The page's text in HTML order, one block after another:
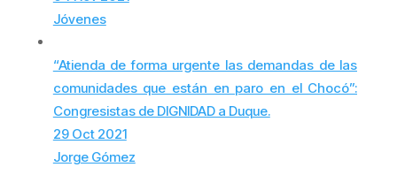
Jóvenes
“Atienda de forma urgente las demandas de las
comunidades que están en paro en el Chocó”:
Congresistas de DIGNIDAD a Duque.
29 Oct 2021
Jorge Gómez